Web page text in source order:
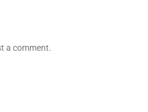
a comment.